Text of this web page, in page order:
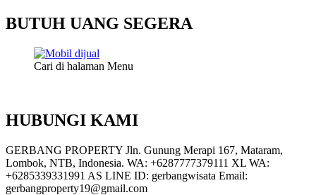
BUTUH UANG SEGERA
Cari di halaman Menu
HUBUNGI KAMI
GERBANG PROPERTY Jln. Gunung Merapi 167, Mataram,
Lombok, NTB, Indonesia. WA: +6287777379111 XL WA:
+6285339331991 AS LINE ID: gerbangwisata Email:
gerbangproperty19@gmail.com